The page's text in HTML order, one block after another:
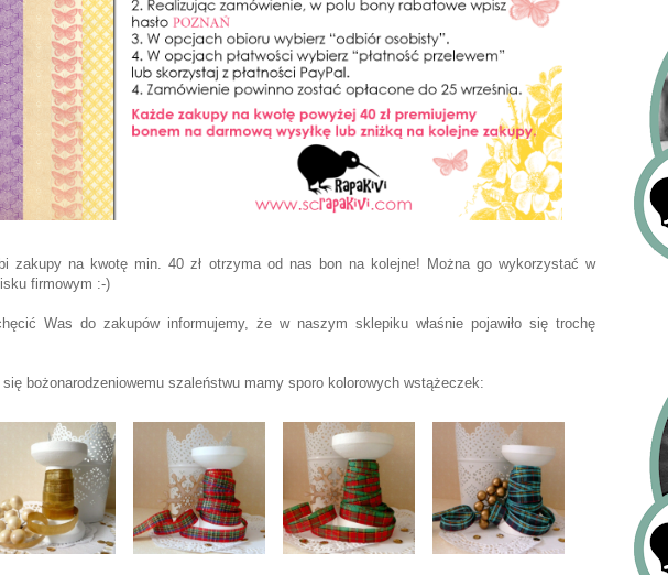
zakupy na kwotę min. 40 zł otrzyma od nas bon na kolejne! Można go wykorzystać w
firmowym :-)
Was do zakupów informujemy, że w naszym sklepiku właśnie pojawiło się trochę
bożonarodzeniowemu szaleństwu mamy sporo kolorowych wstążeczek: